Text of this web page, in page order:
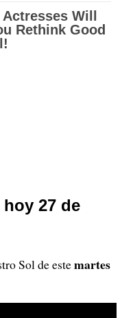
27 de
Sol de estemartes